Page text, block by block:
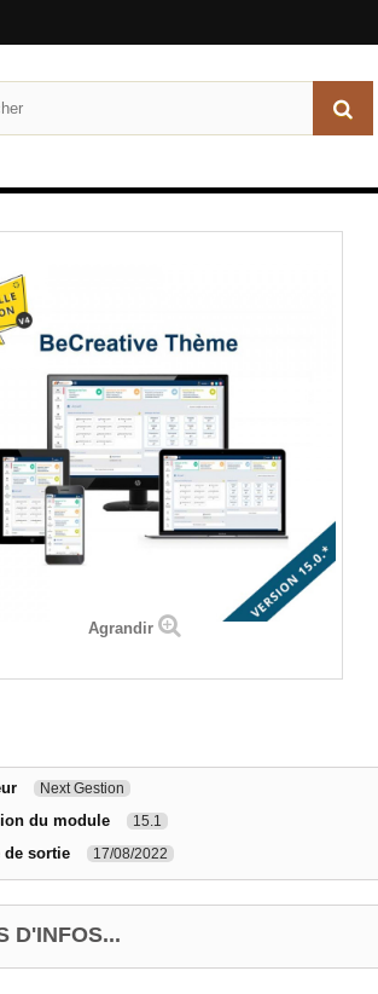
Agrandir
Next Gestion
du module 15.1
de sortie 17/08/2022
D'INFOS...